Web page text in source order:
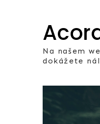
Na našem
dokážete